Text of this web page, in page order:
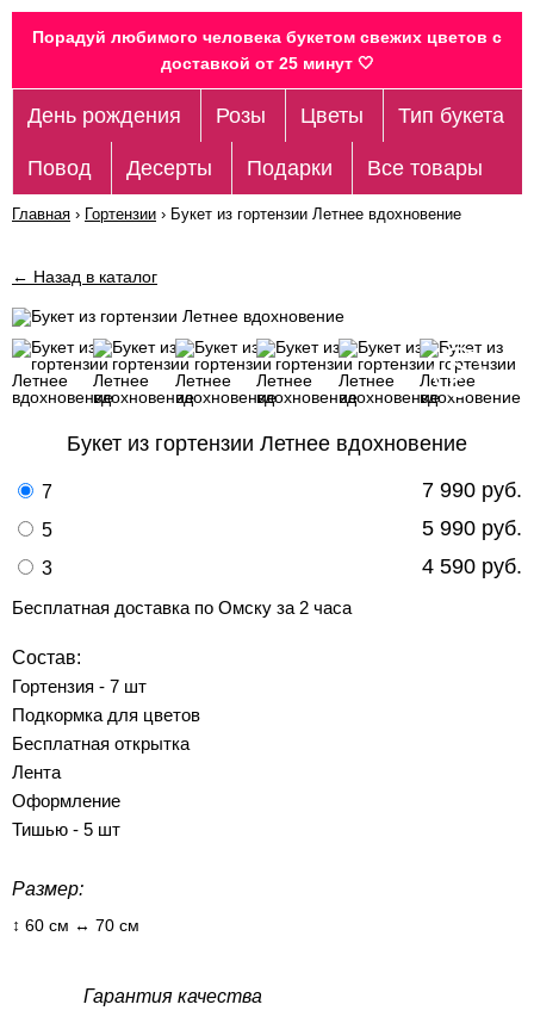
Порадуй любимого человека букетом свежих цветов c
доставкой от 25 минут 🤍
День рождения Розы Цветы Тип букета
Повод Десерты Подарки Все товары
Главная › Гортензии › Букет из гортензии Летнее вдохновение
← Назад в каталог
Букет из гортензии Летнее вдохновение
7 7 990 руб.
5 5 990 руб.
3 4 590 руб.
Бесплатная доставка по Омску за 2 часа
Состав:
Гортензия - 7 шт
Подкормка для цветов
Бесплатная открытка
Лента
Оформление
Тишью - 5 шт
Размер:
↕ 60 см ↔ 70 см
Гарантия качества